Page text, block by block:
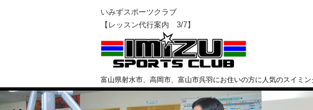
いみずスポーツクラブ
【レッスン代行案内 3/7】
富山県射水市、高岡市、富山市呉羽にお住いの方に人気のスイミン